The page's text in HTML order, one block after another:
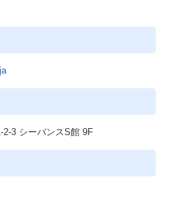
2-3 シーバンスS館 9F